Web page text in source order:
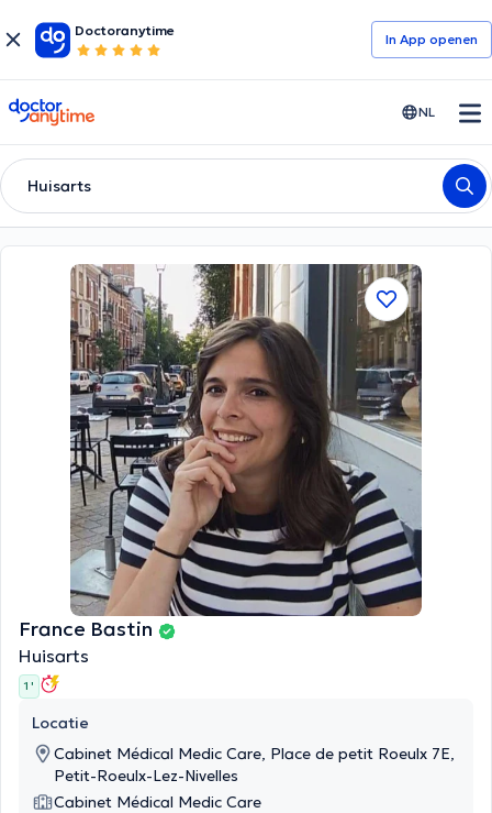
Doctoranytime
In App openen
doctoranytime NL
Huisarts
France Bastin
Huisarts
1 '
Locatie
Cabinet Médical Medic Care, Place de petit Roeulx 7E,
Petit-Roeulx-Lez-Nivelles
Cabinet Médical Medic Care